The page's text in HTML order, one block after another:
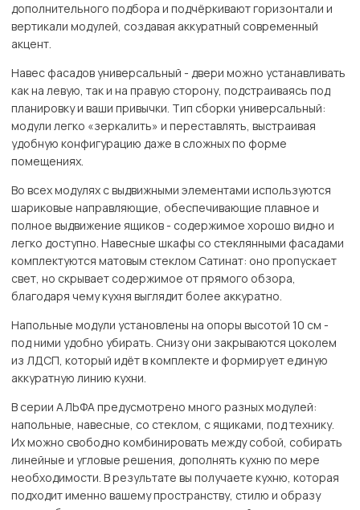
дополнительного подбора и подчёркивают горизонтали и
вертикали модулей, создавая аккуратный современный
акцент.
Навес фасадов универсальный - двери можно устанавливать
как на левую, так и на правую сторону, подстраиваясь под
планировку и ваши привычки. Тип сборки универсальный:
модули легко «зеркалить» и переставлять, выстраивая
удобную конфигурацию даже в сложных по форме
помещениях.
Во всех модулях с выдвижными элементами используются
шариковые направляющие, обеспечивающие плавное и
полное выдвижение ящиков - содержимое хорошо видно и
легко доступно. Навесные шкафы со стеклянными фасадами
комплектуются матовым стеклом Сатинат: оно пропускает
свет, но скрывает содержимое от прямого обзора,
благодаря чему кухня выглядит более аккуратно.
Напольные модули установлены на опоры высотой 10 см -
под ними удобно убирать. Снизу они закрываются цоколем
из ЛДСП, который идёт в комплекте и формирует единую
аккуратную линию кухни.
В серии АЛЬФА предусмотрено много разных модулей:
напольные, навесные, со стеклом, с ящиками, под технику.
Их можно свободно комбинировать между собой, собирать
линейные и угловые решения, дополнять кухню по мере
необходимости. В результате вы получаете кухню, которая
подходит именно вашему пространству, стилю и образу